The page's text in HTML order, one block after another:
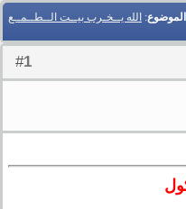
الموضوع: الله يــخـرب بيــت الــطــمــع
1